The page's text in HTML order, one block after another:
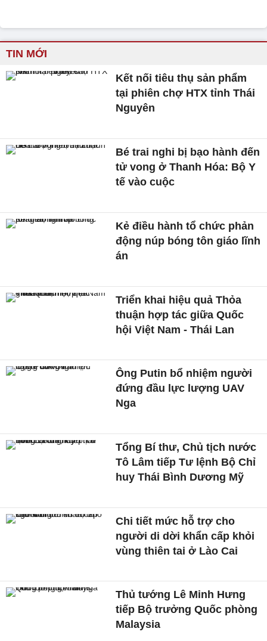
TIN MỚI
Kết nối tiêu thụ sản phẩm
tại phiên chợ HTX tỉnh Thái
Nguyên
Bé trai nghi bị bạo hành đến
tử vong ở Thanh Hóa: Bộ Y
tế vào cuộc
Kẻ điều hành tổ chức phản
động núp bóng tôn giáo lĩnh
án
Triển khai hiệu quả Thỏa
thuận hợp tác giữa Quốc
hội Việt Nam - Thái Lan
Ông Putin bổ nhiệm người
đứng đầu lực lượng UAV
Nga
Tổng Bí thư, Chủ tịch nước
Tô Lâm tiếp Tư lệnh Bộ Chỉ
huy Thái Bình Dương Mỹ
Chi tiết mức hỗ trợ cho
người di dời khẩn cấp khỏi
vùng thiên tai ở Lào Cai
Thủ tướng Lê Minh Hưng
tiếp Bộ trưởng Quốc phòng
Malaysia